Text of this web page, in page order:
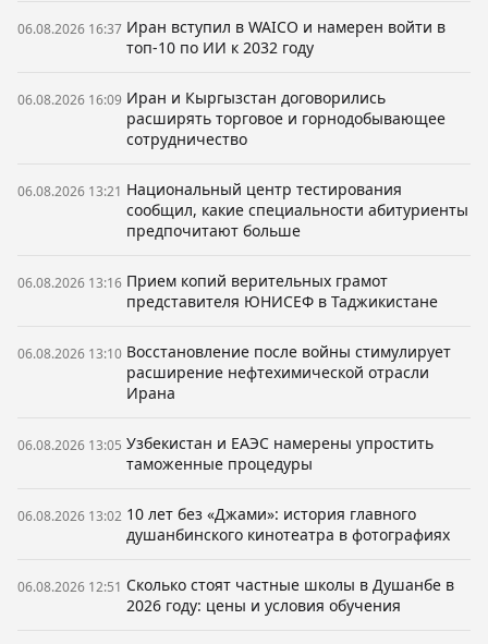
06.08.2026 16:37 Иран вступил в WAICO и намерен войти в
топ-10 по ИИ к 2032 году
06.08.2026 16:09 Иран и Кыргызстан договорились
расширять торговое и горнодобывающее
сотрудничество
06.08.2026 13:21 Национальный центр тестирования
сообщил, какие специальности абитуриенты
предпочитают больше
06.08.2026 13:16 Прием копий верительных грамот
представителя ЮНИСЕФ в Таджикистане
06.08.2026 13:10 Восстановление после войны стимулирует
расширение нефтехимической отрасли
Ирана
06.08.2026 13:05 Узбекистан и ЕАЭС намерены упростить
таможенные процедуры
06.08.2026 13:02 10 лет без «Джами»: история главного
душанбинского кинотеатра в фотографиях
06.08.2026 12:51 Сколько стоят частные школы в Душанбе в
2026 году: цены и условия обучения